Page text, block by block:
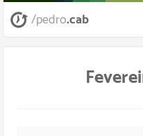
/pedro.cab